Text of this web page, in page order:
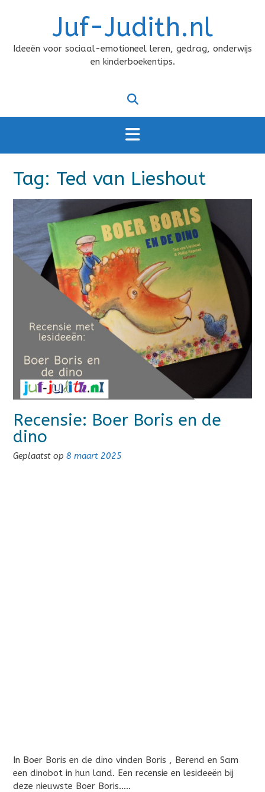
Juf-Judith.nl
Ideeën voor sociaal-emotioneel leren, gedrag, onderwijs
en kinderboekentips.
Tag: Ted van Lieshout
Recensie: Boer Boris en de
dino
Geplaatst op 8 maart 2025
In Boer Boris en de dino vinden Boris , Berend en Sam
een dinobot in hun land. Een recensie en lesideeën bij
deze nieuwste Boer Boris…..